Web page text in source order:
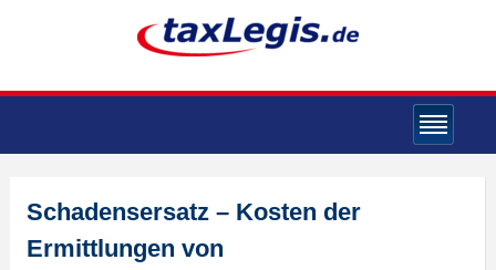
Schadensersatz – Kosten der
Ermittlungen von